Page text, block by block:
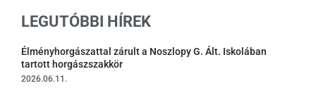
LEGUTÓBBI HÍREK
Élményhorgászattal zárult a Noszlopy G. Ált. Iskolában
tartott horgászszakkör
2026.06.11.